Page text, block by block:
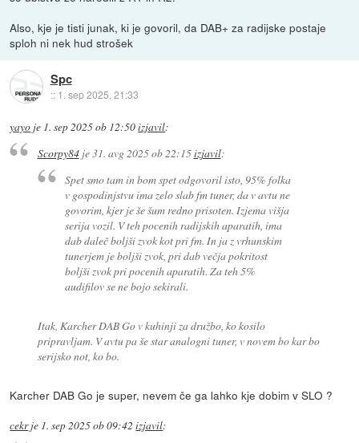
Also, kje je tisti junak, ki je govoril, da DAB+ za radijske postaje
sploh ni nek hud strošek
Spc
:: 1. sep 2025, 21:33
yayo je 1. sep 2025 ob 12:50izjavil:
Scorpy84je31. avg 2025 ob 22:15izjavil:
Spet smo tam in bom spet odgovoril isto, 95% folka
v gospodinjstvu ima zelo slab fm tuner, da v avtu ne
govorim, kjer je še šum redno prisoten. Izjema višja
serija vozil. V teh pocenih radijskih aparatih, ima
dab daleč boljši zvok kot pri fm. In ja z vrhunskim
tunerjem je boljši zvok, pri dab večja pokritost
boljši zvok pri pocenih aparatih. Za teh 5%
audifilov se ne bojo sekirali.
Itak, Karcher DAB Go v kuhinji za družbo, ko kosilo
pripravljam. V avtu pa še star analogni tuner, v novem bo kar bo
serijsko not, ko bo.
Karcher DAB Go je super, nevem če ga lahko kje dobim v SLO ?
cekrje 1. sep 2025 ob 09:42 izjavil: